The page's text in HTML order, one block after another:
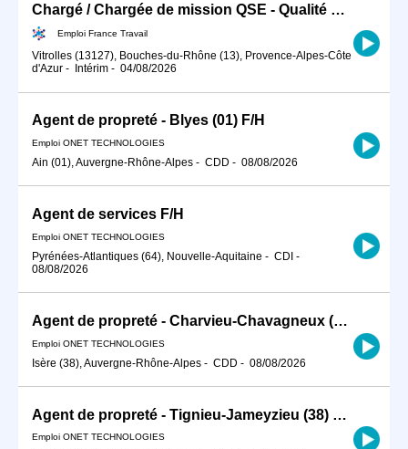
Chargé / Chargée de mission QSE - Qualité Sécurité Environnement (H/F)
Emploi France Travail
Vitrolles (13127), Bouches-du-Rhône (13), Provence-Alpes-Côte
d'Azur - Intérim - 04/08/2026
Agent de propreté - Blyes (01) F/H
Emploi ONET TECHNOLOGIES
Ain (01), Auvergne-Rhône-Alpes - CDD - 08/08/2026
Agent de services F/H
Emploi ONET TECHNOLOGIES
Pyrénées-Atlantiques (64), Nouvelle-Aquitaine - CDI -
08/08/2026
Agent de propreté - Charvieu-Chavagneux (38) F/H
Emploi ONET TECHNOLOGIES
Isère (38), Auvergne-Rhône-Alpes - CDD - 08/08/2026
Agent de propreté - Tignieu-Jameyzieu (38) F/H
Emploi ONET TECHNOLOGIES